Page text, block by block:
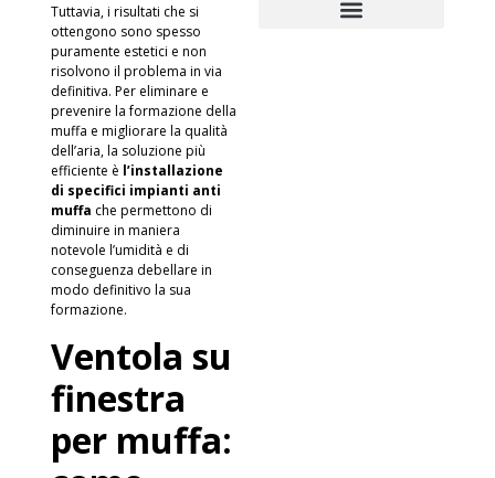
Tuttavia, i risultati che si
ottengono sono spesso
puramente estetici e non
risolvono il problema in via
definitiva. Per eliminare e
prevenire la formazione della
muffa e migliorare la qualità
dell’aria, la soluzione più
efficiente è l’installazione
di specifici impianti anti
muffa che permettono di
diminuire in maniera
notevole l’umidità e di
conseguenza debellare in
modo definitivo la sua
formazione.
Ventola su
finestra
per muffa: